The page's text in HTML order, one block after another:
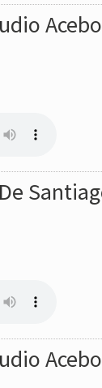
Acebo
Acebo